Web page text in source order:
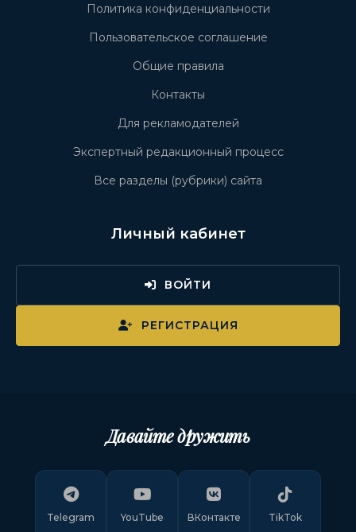
Политика конфиденциальности
Пользовательское соглашение
Общие правила
Контакты
Для рекламодателей
Экспертный редакционный процесс
Все разделы (рубрики) сайта
Личный кабинет
ВОЙТИ
РЕГИСТРАЦИЯ
Давайте дружить
Telegram YouTube ВКонтакте TikTok